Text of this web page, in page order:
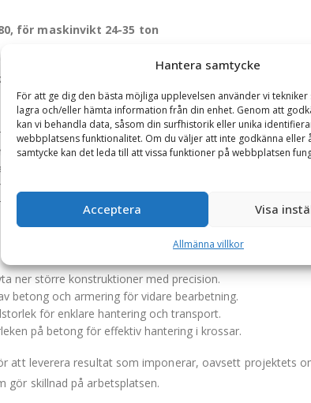
Hantera samtycke
För att ge dig den bästa möjliga upplevelsen använder vi
lagra och/eller hämta information från din enhet. Genom att
kan vi behandla data, såsom din surfhistorik eller unika
webbplatsens funktionalitet. Om du väljer att inte godkänna eller
samtycke kan det leda till att vissa funktioner på webbplatsen
Acceptera Visa
Allmänna villkor
för maskinvikt 24-35 ton
lösning för tunga demoleringar och
i 400 Hardox och avancerade funktioner
400 Hardox, med käftar utrustade med vändbara knivar
bultade tänder i slitstarkt stålgjutgods, vilket förenklar
möjliggör en snabb cykeltid på ca 5
flexibilitet vid både primär och sekundär rivning.
utmanande materialen, inklusive betong och armering.
tänder gör underhåll enkelt och kostnadseffektivt.
ner större konstruktioner med precision.
betong och armering för vidare bearbetning.
för enklare hantering och transport.
på betong för effektiv hantering i krossar.
att leverera resultat som imponerar, oavsett
gör skillnad på arbetsplatsen.